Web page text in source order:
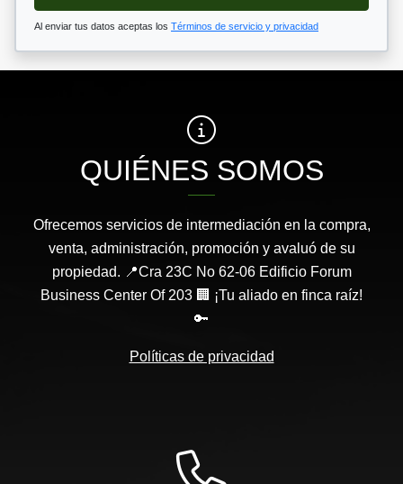
Al enviar tus datos aceptas los Términos de servicio y privacidad
QUIÉNES SOMOS
Ofrecemos servicios de intermediación en la compra,
venta, administración, promoción y avaluó de su
propiedad. 📍Cra 23C No 62-06 Edificio Forum
Business Center Of 203 🏢 ¡Tu aliado en finca raíz!
🔑
Políticas de privacidad